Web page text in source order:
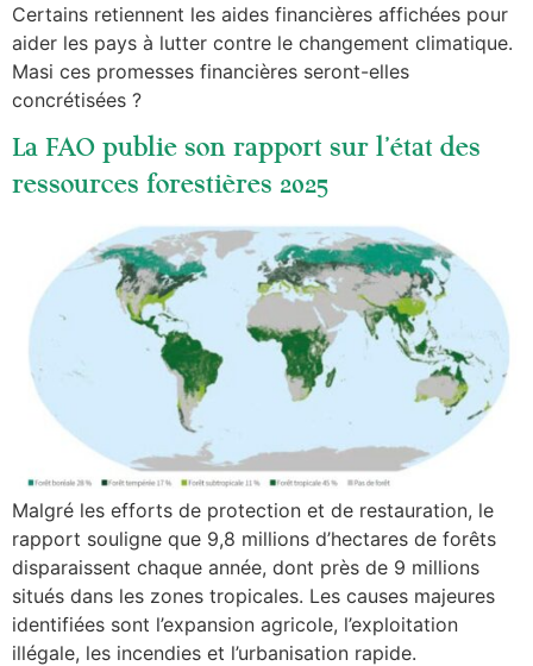
Certains retiennent les aides financières affichées pour
aider les pays à lutter contre le changement climatique.
Masi ces promesses financières seront-elles
concrétisées ?
La FAO publie son rapport sur l’état des
ressources forestières 2025
Malgré les efforts de protection et de restauration, le
rapport souligne que 9,8 millions d’hectares de forêts
disparaissent chaque année, dont près de 9 millions
situés dans les zones tropicales. Les causes majeures
identifiées sont l’expansion agricole, l’exploitation
illégale, les incendies et l’urbanisation rapide.